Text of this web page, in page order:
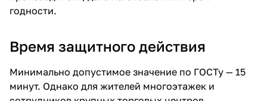
годности.
Время защитного действия
Минимально допустимое значение по ГОСТу — 15
минут. Однако для жителей многоэтажек и